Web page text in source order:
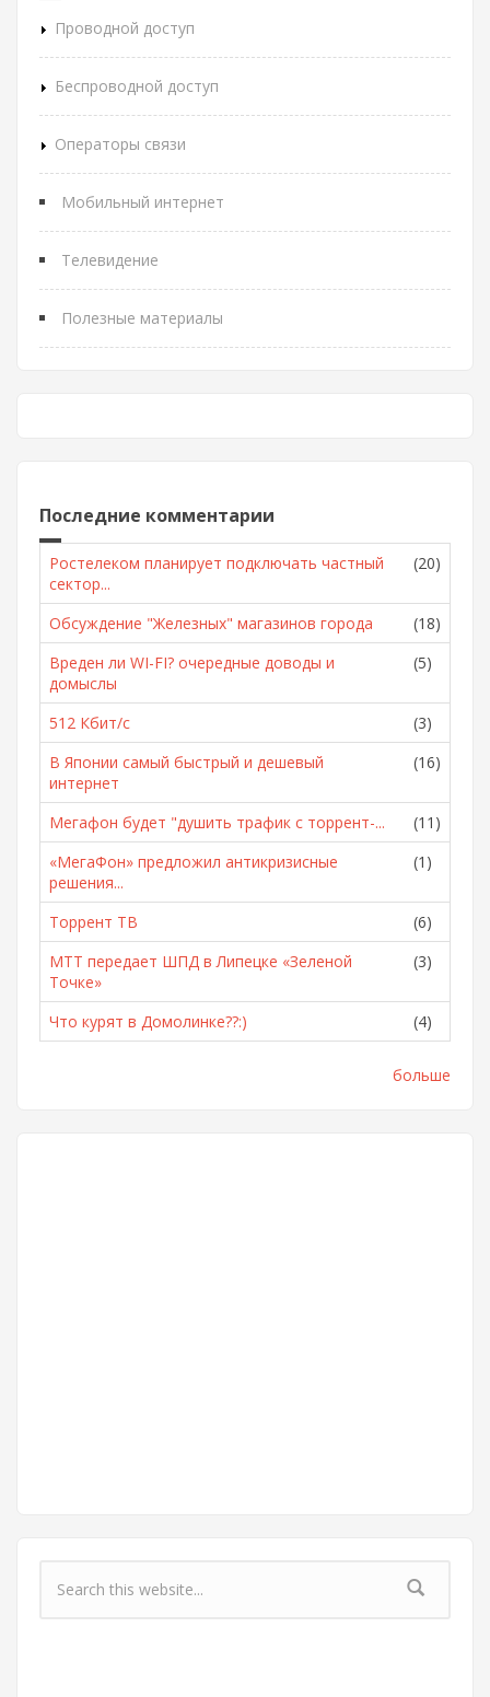
Проводной доступ
Беспроводной доступ
Операторы связи
Мобильный интернет
Телевидение
Полезные материалы
Последние комментарии
Ростелеком планирует подключать частный
сектор...
(20)
Обсуждение "Железных" магазинов города
(18)
Вреден ли WI-FI? очередные доводы и
домыслы
(5)
512 Кбит/с
(3)
В Японии самый быстрый и дешевый
интернет
(16)
Мегафон будет "душить трафик с торрент-...
(11)
«МегаФон» предложил антикризисные
решения...
(1)
Торрент ТВ
(6)
МТТ передает ШПД в Липецке «Зеленой
Точке»
(3)
Что курят в Домолинке??:) (4)
больше
Форма поиска